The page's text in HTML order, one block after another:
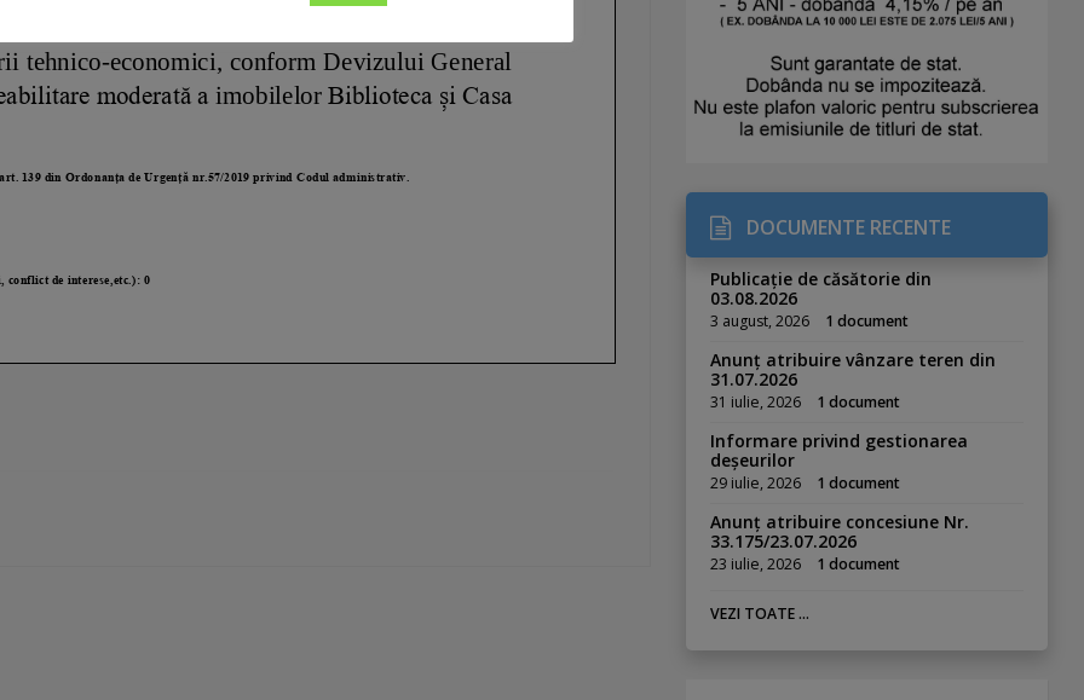
DOCUMENTE RECENTE
Publicație de căsătorie din
03.08.2026
3 august, 2026 1 document
Anunț atribuire vânzare teren din
31.07.2026
31 iulie, 2026 1 document
Informare privind gestionarea
deșeurilor
29 iulie, 2026 1 document
Anunț atribuire concesiune Nr.
33.175/23.07.2026
23 iulie, 2026 1 document
VEZI TOATE ...